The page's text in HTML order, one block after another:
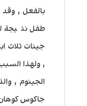
بالفعل ,
طفل نتيجة
جينات ثلاث
, ولهذا
الجينوم ,
جاكوس كوهان